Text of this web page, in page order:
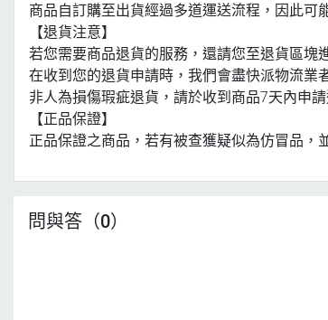
商品自訂購至出貨經過多道運送流程，因此可
【退貨注意】
若您需要商品退貨的服務，還請您至退貨區塊
在收到您的退貨申請時，我們會盡快派物流業
非人為損傷瑕疵退貨，請於收到商品7天內申請
【正品保證】
正品保證之商品，若有被查獲疑似為仿冒品，
問與答（0）